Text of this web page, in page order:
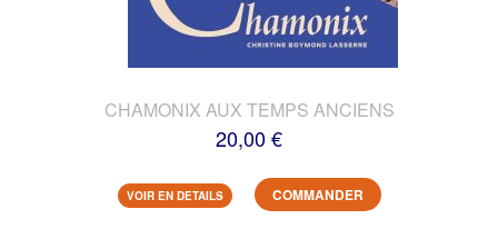
CHAMONIX AUX TEMPS ANCIENS
20,00 €
VOIR EN DETAILS COMMANDER